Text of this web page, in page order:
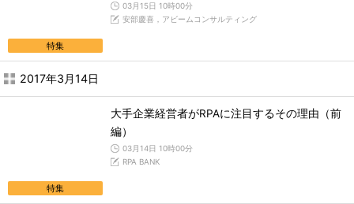
特集
03月15日 10時00分
安部慶喜，アビームコンサルティング
2017年3月14日
特集
大手企業経営者がRPAに注目するその理由（前
編）
03月14日 10時00分
RPA BANK